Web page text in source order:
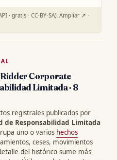
· gratis · CC-BY-SA). Ampliar ↗ ·
Corporate
Limitada · 8
registrales publicados por
de Responsabilidad Limitada
uno o varios hechos
ceses, movimientos
del histórico sume más